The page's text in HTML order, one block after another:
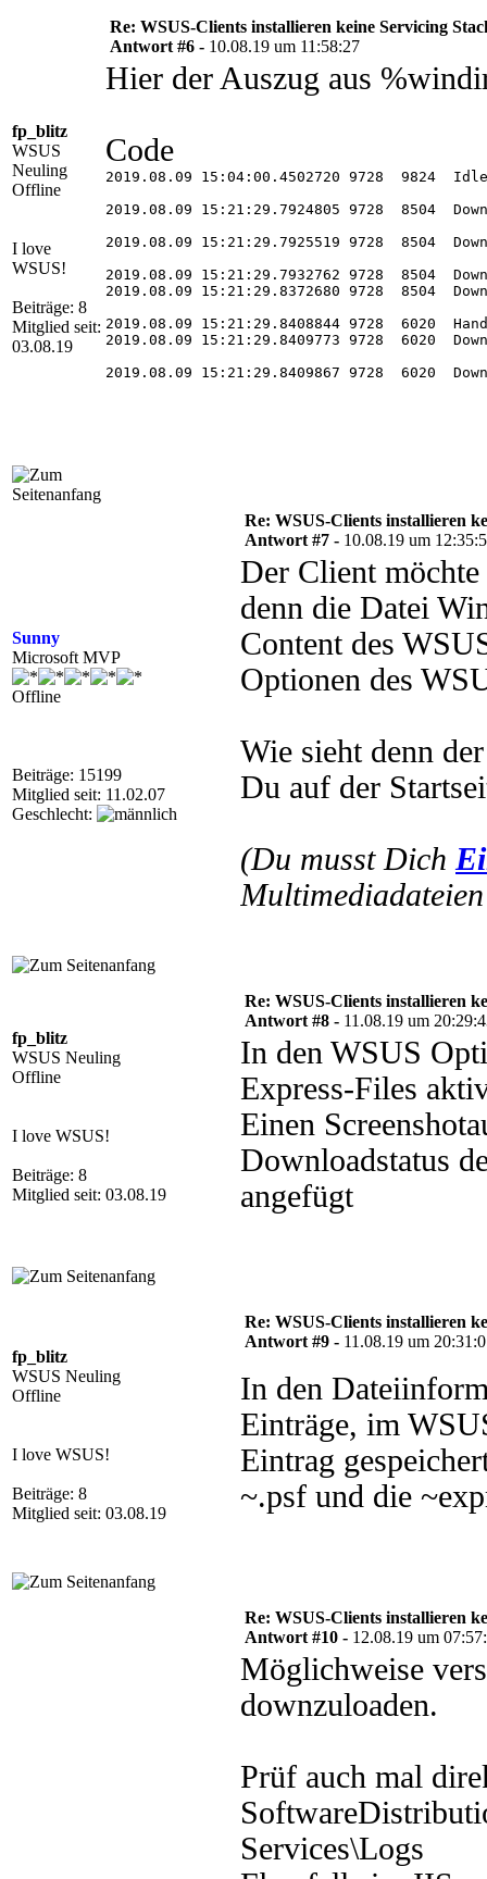
fp_blitz
WSUS
Neuling
Offline
I love
WSUS!
Beiträge: 8
Mitglied seit:
03.08.19
Re: WSUS-Clients installieren keine Servicing
Antwort #6 - 10.08.19 um 11:58:27
Hier der Auszug aus
Code
2019.08.09 15:04:00.4502720 9728  9824
2019.08.09 15:21:29.7924805 9728  8504
2019.08.09 15:21:29.7925519 9728  8504
2019.08.09 15:21:29.7932762 9728  8504
2019.08.09 15:21:29.8372680 9728  8504
2019.08.09 15:21:29.8408844 9728  6020
2019.08.09 15:21:29.8409773 9728  6020
2019.08.09 15:21:29.8409867 9728  6020
Sunny
Microsoft MVP
Offline
Beiträge: 15199
Mitglied seit: 11.02.07
Geschlecht:
Re: WSUS-Clients installieren
Antwort #7 - 10.08.19 um
Der Client
denn die Datei
Content des
Optionen des
Wie sieht denn
Du auf der
(Du musst Dich
fp_blitz
WSUS Neuling
Offline
I love WSUS!
Beiträge: 8
Mitglied seit: 03.08.19
Re: WSUS-Clients installieren
Antwort #8 - 11.08.19 um
In den WSUS
Express-Files
Einen
Downloadstatus
angefügt
fp_blitz
WSUS Neuling
Offline
I love WSUS!
Beiträge: 8
Mitglied seit: 03.08.19
Re: WSUS-Clients installieren
Antwort #9 - 11.08.19 um
In den
Einträge, im
Eintrag
~.psf und die
Re: WSUS-Clients installieren
Antwort #10 - 12.08.19 um
Möglichweise
downzuloaden.
Prüf auch mal
Services\Logs